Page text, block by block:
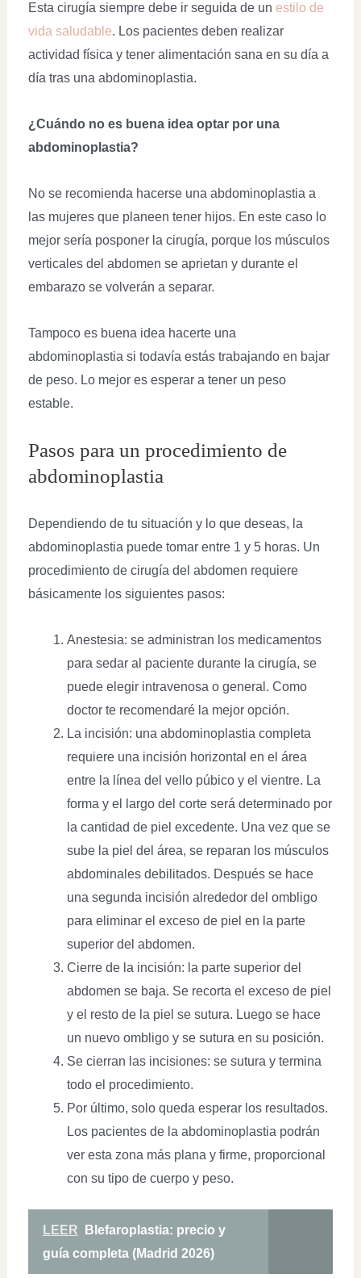
Esta cirugía siempre debe ir seguida de un estilo de
vida saludable. Los pacientes deben realizar
actividad física y tener alimentación sana en su día a
día tras una abdominoplastia.
¿Cuándo no es buena idea optar por una
abdominoplastia?
No se recomienda hacerse una abdominoplastia a
las mujeres que planeen tener hijos. En este caso lo
mejor sería posponer la cirugía, porque los músculos
verticales del abdomen se aprietan y durante el
embarazo se volverán a separar.
Tampoco es buena idea hacerte una
abdominoplastia si todavía estás trabajando en bajar
de peso. Lo mejor es esperar a tener un peso
estable.
Pasos para un procedimiento de
abdominoplastia
Dependiendo de tu situación y lo que deseas, la
abdominoplastia puede tomar entre 1 y 5 horas. Un
procedimiento de cirugía del abdomen requiere
básicamente los siguientes pasos:
Anestesia: se administran los medicamentos
para sedar al paciente durante la cirugía, se
puede elegir intravenosa o general. Como
doctor te recomendaré la mejor opción.
La incisión: una abdominoplastia completa
requiere una incisión horizontal en el área
entre la línea del vello púbico y el vientre. La
forma y el largo del corte será determinado por
la cantidad de piel excedente. Una vez que se
sube la piel del área, se reparan los músculos
abdominales debilitados. Después se hace
una segunda incisión alrededor del ombligo
para eliminar el exceso de piel en la parte
superior del abdomen.
Cierre de la incisión: la parte superior del
abdomen se baja. Se recorta el exceso de piel
y el resto de la piel se sutura. Luego se hace
un nuevo ombligo y se sutura en su posición.
Se cierran las incisiones: se sutura y termina
todo el procedimiento.
Por último, solo queda esperar los resultados.
Los pacientes de la abdominoplastia podrán
ver esta zona más plana y firme, proporcional
con su tipo de cuerpo y peso.
LEER
Blefaroplastia: precio y
guía completa (Madrid 2026)